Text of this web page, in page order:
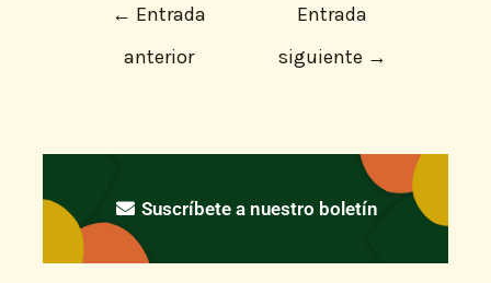
← Entrada
anterior
Entrada
siguiente →
Suscríbete a nuestro boletín